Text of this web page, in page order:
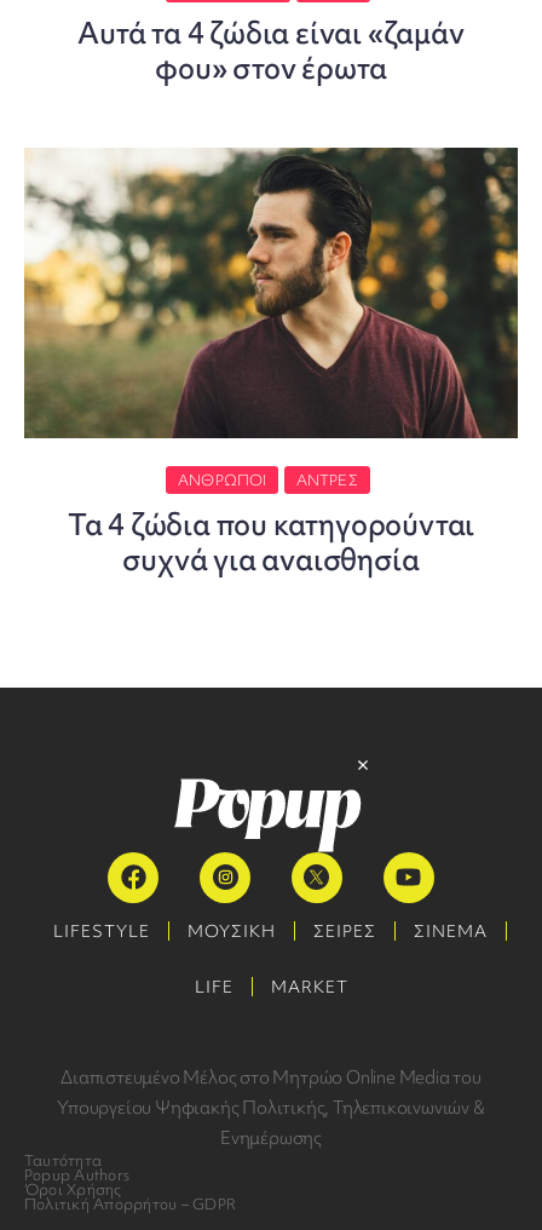
Αυτά τα 4 ζώδια είναι «ζαμάν
φου» στον έρωτα
ΆΝΘΡΩΠΟΙ ΆΝΤΡΕΣ
Τα 4 ζώδια που κατηγορούνται
συχνά για αναισθησία
LIFESTYLE ΜΟΥΣΙΚΗ ΣΕΙΡΕΣ ΣΙΝΕΜΑ
LIFE MARKET
Διαπιστευμένο Μέλος στο Μητρώο Online Media του
Υπουργείου Ψηφιακής Πολιτικής, Τηλεπικοινωνιών &
Ενημέρωσης
Ταυτότητα
Popup Authors
Όροι Χρήσης
Πολιτική Απορρήτου – GDPR